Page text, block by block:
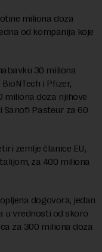
miliona doza
od kompanija koje
30 miliona
i Pfizer,
miliona doza njihove
Sanofi Pasteur za 60
zemlje članice EU,
za 400 miliona
dogovora, jedan
u vrednosti od skoro
za 300 miliona doza